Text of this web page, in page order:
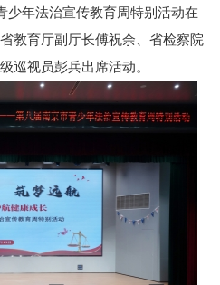
少年法治宣传教育周特别活动在
教育厅副厅长傅祝余、省检察院
巡视员彭兵出席活动。